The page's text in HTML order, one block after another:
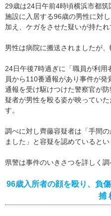
29歳は24日午前4時頃横浜市都
施設に入居する96歳の男性に対
加え、ケガをさせた疑いが持たれ
男性は病院に搬送されましたが、
24日午後7時過ぎに「職員が利
員から110番通報があり事件が発
通報を受け駆けつけた警察官が
疑者が男性を殴る姿が映ってい
す。
調べに対し齊藤容疑者は「手間
ました」と容疑を認めているとい
県警は事件のいきさつを詳しく調
96歳入所者の顔を殴り、負
捕